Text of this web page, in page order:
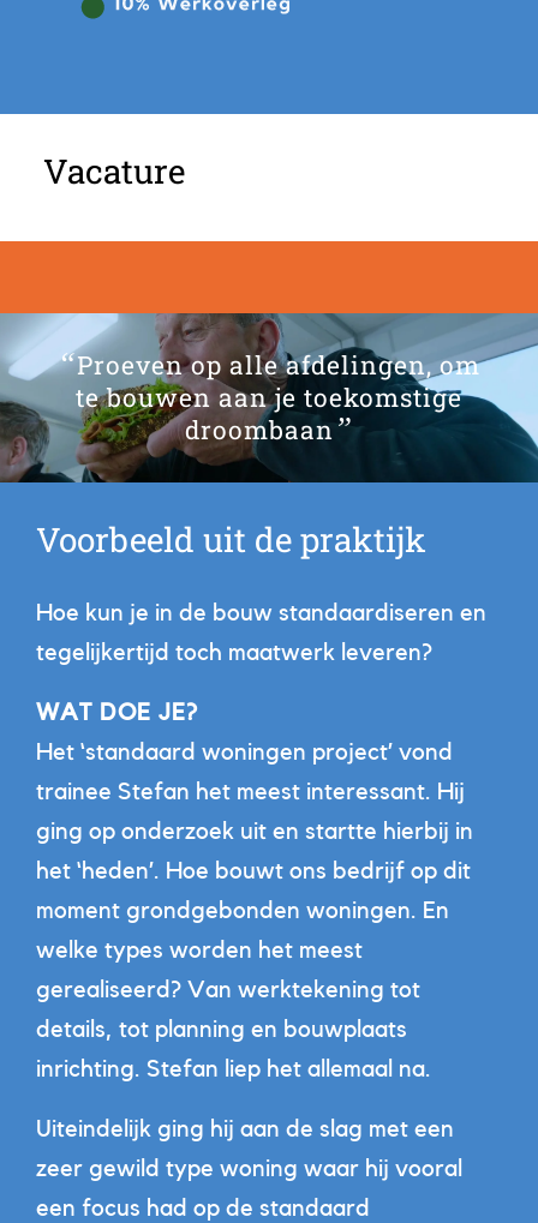
Vacature
“Proeven op alle afdelingen, om
te bouwen aan je toekomstige
droombaan”
Voorbeeld uit de praktijk
Hoe kun je in de bouw standaardiseren en
tegelijkertijd toch maatwerk leveren?
WAT DOE JE?
Het ‘standaard woningen project’ vond
trainee Stefan het meest interessant. Hij
ging op onderzoek uit en startte hierbij in
het ‘heden’. Hoe bouwt ons bedrijf op dit
moment grondgebonden woningen. En
welke types worden het meest
gerealiseerd? Van werktekening tot
details, tot planning en bouwplaats
inrichting. Stefan liep het allemaal na.
Uiteindelijk ging hij aan de slag met een
zeer gewild type woning waar hij vooral
een focus had op de standaard